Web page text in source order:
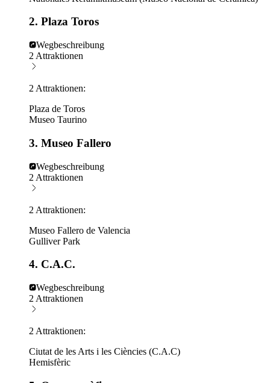
2. Plaza Toros
Wegbeschreibung
2 Attraktionen
2 Attraktionen:
Plaza de Toros
Museo Taurino
3. Museo Fallero
Wegbeschreibung
2 Attraktionen
2 Attraktionen:
Museo Fallero de Valencia
Gulliver Park
4. C.A.C.
Wegbeschreibung
2 Attraktionen
2 Attraktionen:
Ciutat de les Arts i les Ciències (C.A.C)
Hemisfèric